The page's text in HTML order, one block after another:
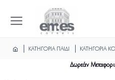
ΚΑΤΗΓΟΡΙΑ ΠΑΙΔΙ ΚΑΤΗΓΟΡΙΑ
Δωρεάν